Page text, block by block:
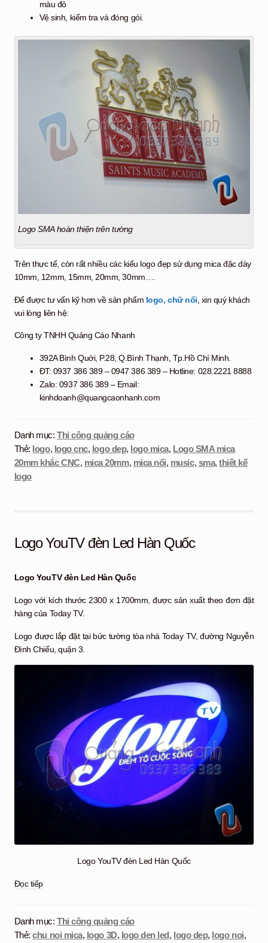
màu đỏ
Vệ sinh, kiểm tra và đóng gói.
Logo SMA hoàn thiện trên tường
Trên thực tế, còn rất nhiều các kiểu logo đẹp sử dụng mica đặc dày
10mm, 12mm, 15mm, 20mm, 30mm….
Để được tư vấn kỹ hơn về sản phẩm logo, chữ nổi , xin quý khách
vui lòng liên hệ:
Công ty TNHH Quảng Cáo Nhanh
392A Bình Quới, P.28, Q.Bình Thạnh, Tp.Hồ Chí Minh.
ĐT: 0937 386 389 – 0947 386 389 – Hotline: 028.2221 8888
Zalo: 0937 386 389 – Email:
kinhdoanh@quangcaonhanh.com
Danh mục:Thi công quảng cáo
Thẻ: logo, logo cnc, logo dep, logo mica, Logo SMA mica
20mm khắc CNC, mica 20mm, mica nổi, music, sma,thiết kế
logo
Logo YouTV đèn Led Hàn Quốc
Logo YouTV đèn Led Hàn Quốc
Logo với kích thước 2300 x 1700mm, được sản xuất theo đơn đặt
hàng của Today TV.
Logo được lắp đặt tại bức tường tòa nhà Today TV, đường Nguyễn
Đình Chiểu, quận 3.
Logo YouTV đèn Led Hàn Quốc
Đọc tiếpLogo
Led
Hàn
Danh mục:Thi công quảng cáo
Thẻ:chu noi mica, logo 3D, logo den led , logo dep, logo noi,